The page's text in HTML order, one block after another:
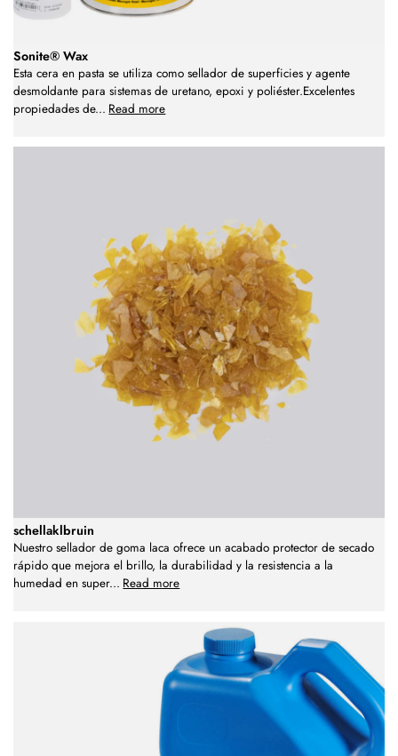
Sonite® Wax
Esta cera en pasta se utiliza como sellador de superficies y agente
desmoldante para sistemas de uretano, epoxi y poliéster.Excelentes
propiedades de... Read more
schellaklbruin
Nuestro sellador de goma laca ofrece un acabado protector de secado
rápido que mejora el brillo, la durabilidad y la resistencia a la
humedad en super... Read more